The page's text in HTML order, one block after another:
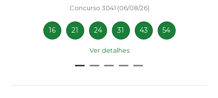
Concurso 3041 (06/08/26)
16 21 24 31 43 54
Ver detalhes